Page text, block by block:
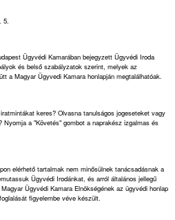
5.
Ügyvédi Kamarában bejegyzett Ügyvédi Iroda
és belső szabályzatok szerint, melyek az
a Magyar Ügyvedi Kamara honlapján megtalálhatóak.
keres? Olvasna tanulságos jogeseteket vagy
Nyomja a "Követés" gombot a naprakész izgalmas és
elérhető tartalmak nem minősülnek tanácsadásnak a
Ügyvédi Irodánkat, és arról általános jellegű
Ügyvédi Kamara Elnökségének az ügyvédi honlap
figyelembe véve készült.